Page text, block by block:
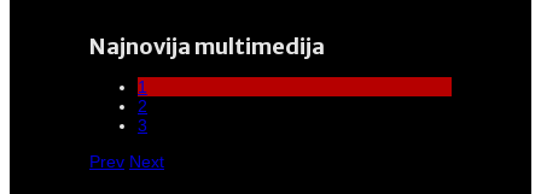
Najnovija multimedija
1
2
3
Prev Next